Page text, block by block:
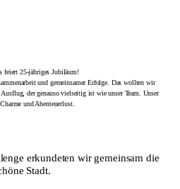
feiert 25-jähriges Jubiläum!
und gemeinsamer Erfolge. Das wollten wir
der genauso vielseitig ist wie unser Team. Unser
und Abenteuerlust.
erkundeten wir gemeinsam die
Stadt.